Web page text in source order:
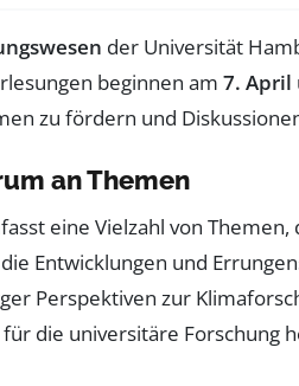
der Universität
beginnen am 7. April
zu fördern und
an Themen
eine Vielzahl von
Entwicklungen und
Perspektiven zur
die universitäre Forschung